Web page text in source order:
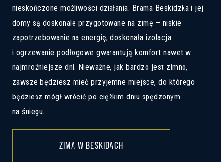
nieskończone możliwości działania. Brama Beskidzka i jej
domy są doskonale przygotowane na zimę – niskie
zapotrzebowanie na energię, doskonała izolacja
i ogrzewanie podłogowe gwarantują komfort nawet w
najmroźniejsze dni. Nieważne, jak bardzo jest zimno,
zawsze będziesz mieć przyjemne miejsce, do którego
będziesz mógł wrócić po ciężkim dniu spędzonym
na śniegu.
ZIMA W BESKIDACH